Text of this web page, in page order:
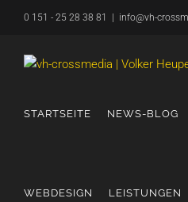
springen
0 151 - 25 28 38 81 info@vh-
STARTSEITE NEWS-BLOG
WEBDESIGN LEISTUNGEN